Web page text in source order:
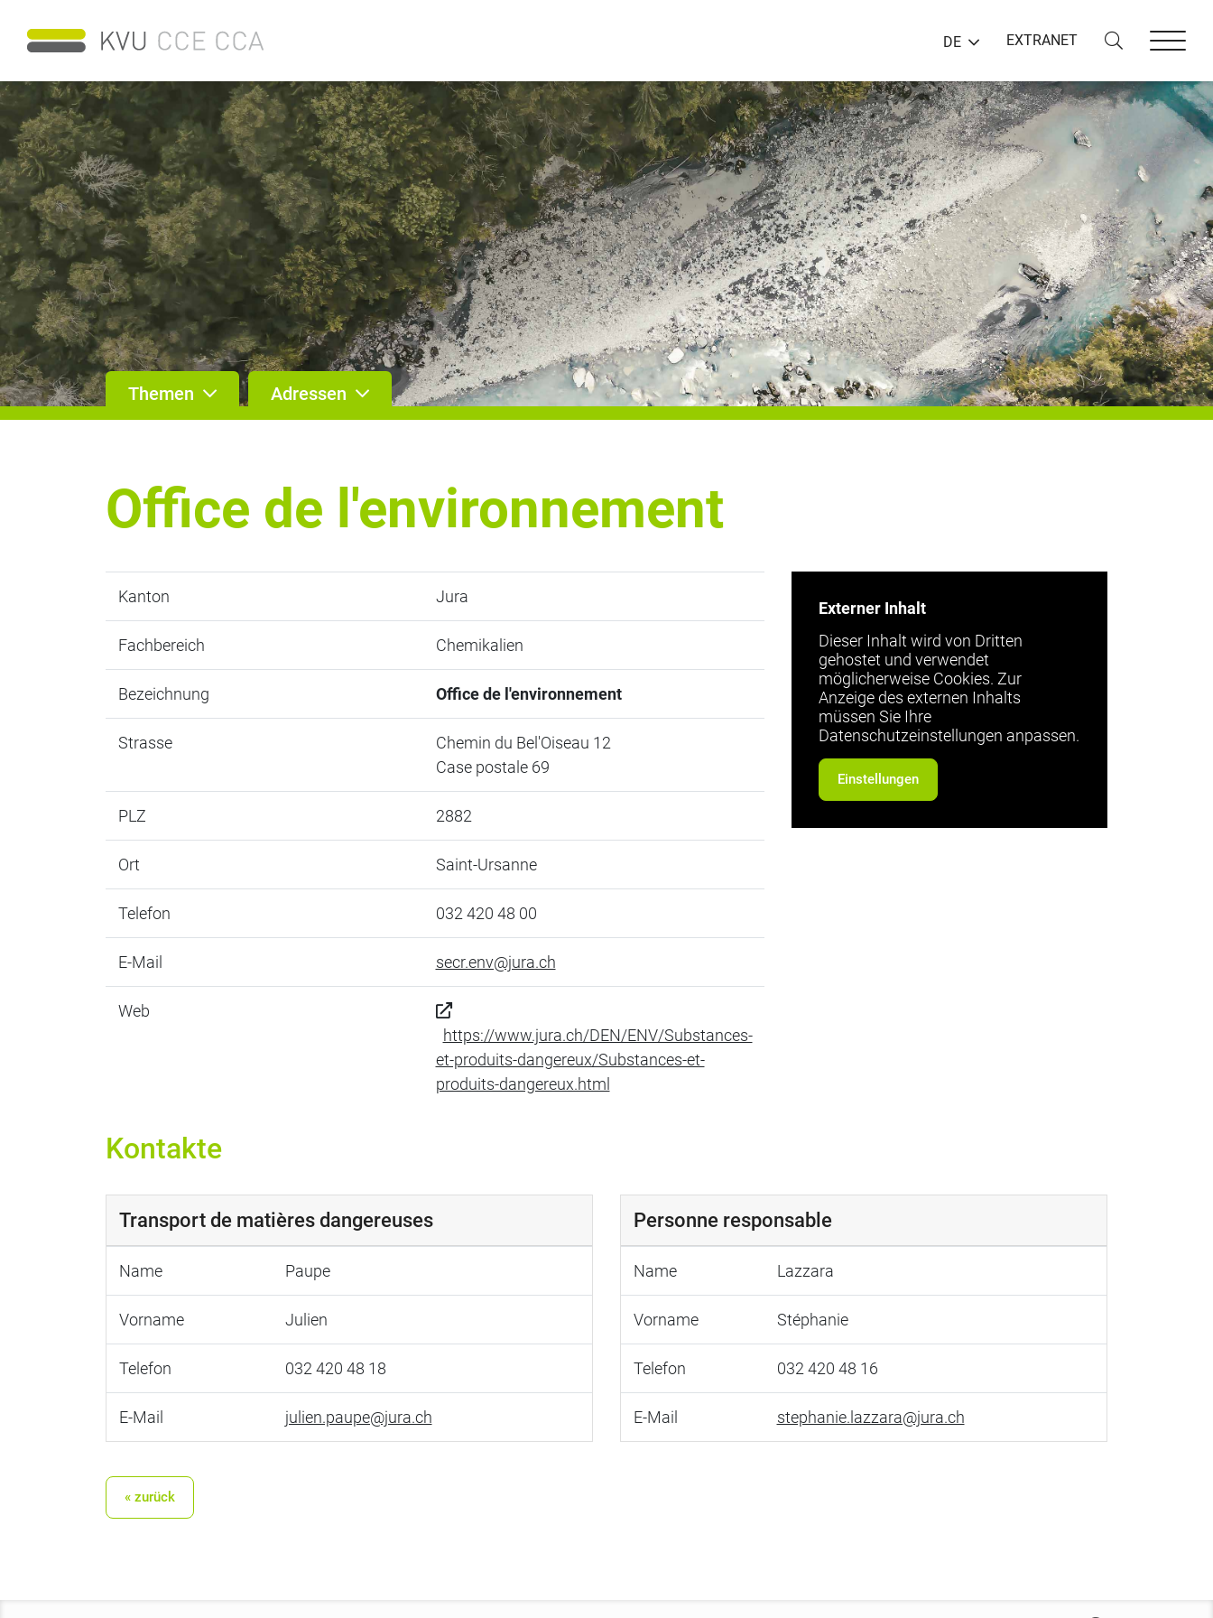
DE EXTRANET
Themen Adressen
Office de l'environnement
Kanton Jura
Fachbereich Chemikalien
Bezeichnung Office de l'environnement
Strasse
Chemin du Bel'Oiseau 12
Case postale 69
PLZ 2882
Ort Saint-Ursanne
Telefon 032 420 48 00
E-Mail secr.env@jura.ch
Web
https://www.jura.ch/DEN/ENV/Substances-
et-produits-dangereux/Substances-et-
produits-dangereux.html
Externer Inhalt
Dieser Inhalt wird von Dritten
gehostet und verwendet
möglicherweise Cookies. Zur
Anzeige des externen Inhalts
müssen Sie Ihre
Datenschutzeinstellungen anpassen.
Einstellungen
Kontakte
Transport de matières dangereuses
Name Paupe
Vorname Julien
Telefon 032 420 48 18
E-Mail julien.paupe@jura.ch
Personne responsable
Name Lazzara
Vorname Stéphanie
Telefon 032 420 48 16
E-Mail stephanie.lazzara@jura.ch
« zurück